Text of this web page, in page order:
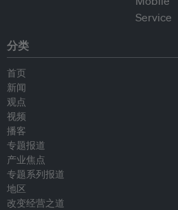
分类
首页
新闻
观点
视频
播客
专题报道
产业焦点
专题系列报道
地区
改变经营之道